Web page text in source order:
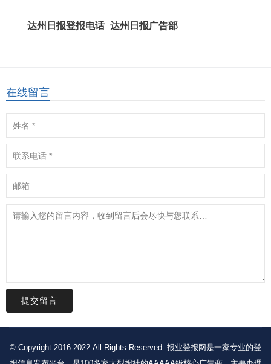
达州日报登报电话_达州日报广告部
在线留言
提交留言
© Copyright 2016-2022.All Rights Reserved. 报业登报网是一家专业的登